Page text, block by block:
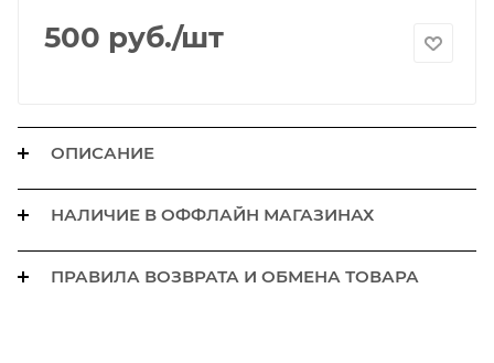
500 руб./шт
ОПИСАНИЕ
НАЛИЧИЕ В ОФФЛАЙН МАГАЗИНАХ
ПРАВИЛА ВОЗВРАТА И ОБМЕНА ТОВАРА